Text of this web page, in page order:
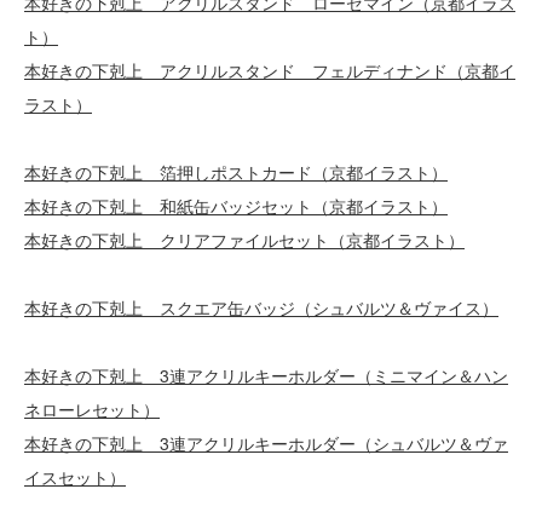
ト）
本好きの下剋上 アクリルスタンド フェルディナンド（京都イ
ラスト）
本好きの下剋上 箔押しポストカード（京都イラスト）
本好きの下剋上 和紙缶バッジセット（京都イラスト）
本好きの下剋上 クリアファイルセット（京都イラスト）
本好きの下剋上 スクエア缶バッジ（シュバルツ＆ヴァイス）
本好きの下剋上 3連アクリルキーホルダー（ミニマイン＆ハン
ネローレセット）
本好きの下剋上 3連アクリルキーホルダー（シュバルツ＆ヴァ
イスセット）